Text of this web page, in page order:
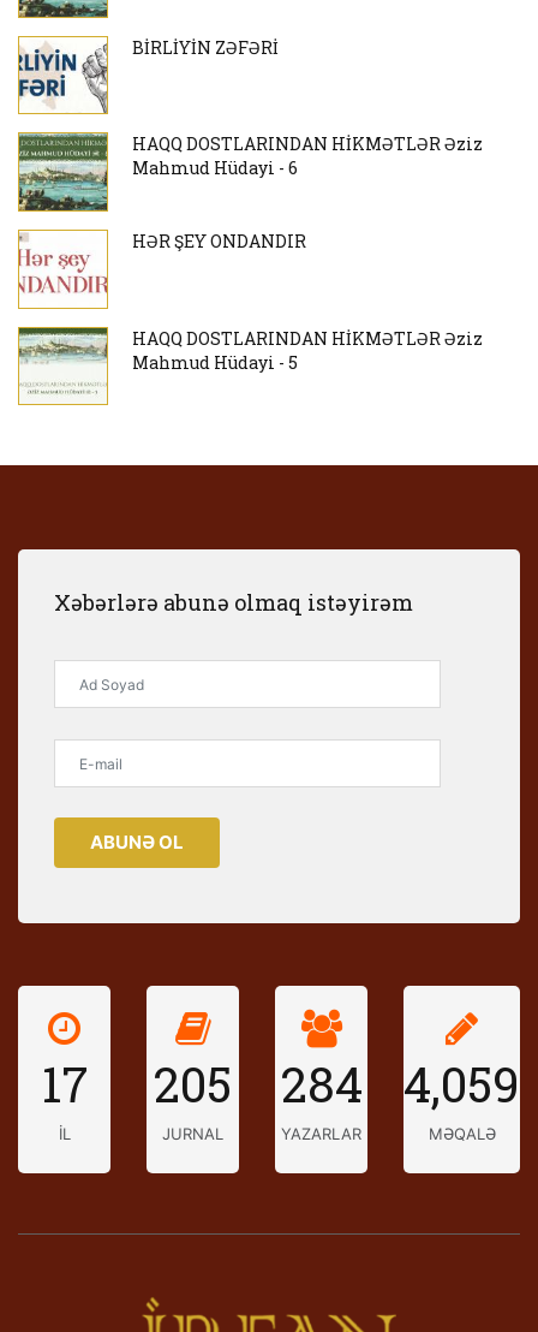
BİRLİYİN ZƏFƏRİ
HAQQ DOSTLARINDAN HİKMƏTLƏR Əziz
Mahmud Hüdayi - 6
HƏR ŞEY ONDANDIR
HAQQ DOSTLARINDAN HİKMƏTLƏR Əziz
Mahmud Hüdayi - 5
Xəbərlərə abunə olmaq istəyirəm
ABUNƏ OL
17
İL
205
JURNAL
284
YAZARLAR
4,059
MƏQALƏ